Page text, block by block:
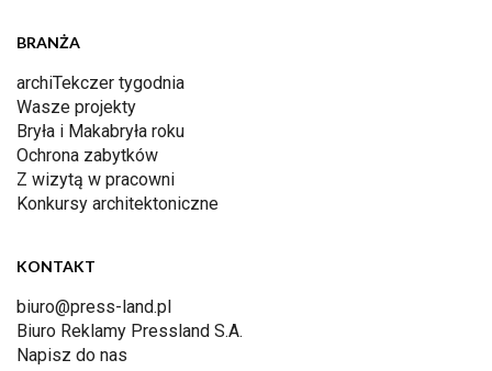
BRANŻA
archiTekczer tygodnia
Wasze projekty
Bryła i Makabryła roku
Ochrona zabytków
Z wizytą w pracowni
Konkursy architektoniczne
KONTAKT
biuro@press-land.pl
Biuro Reklamy Pressland S.A.
Napisz do nas